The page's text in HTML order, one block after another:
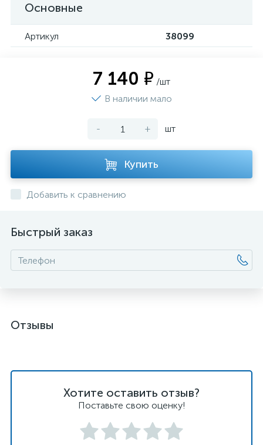
Основные
Артикул 38099
7 140 ₽ /шт
В наличии мало
- + шт
Купить
Добавить к сравнению
Быстрый заказ
Отзывы
Хотите оставить отзыв?
Поставьте свою оценку!